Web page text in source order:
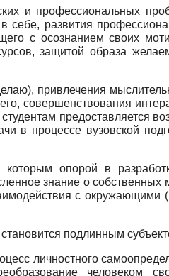
и профессиональных
развития
с осознанием своих
защитой образа
привлечения
совершенствования
предоставляется
в процессе вузовской
опорой в
знание о собственных
с
подлинным
личностного
человеком